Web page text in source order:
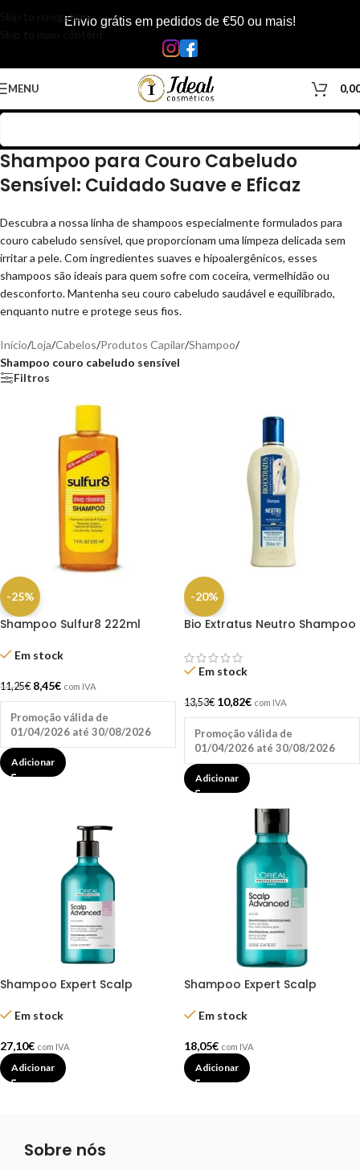
Skip to navigationEnvio grátis em pedidos de €50 ou mais!
MENU
Shampoo para Couro Cabeludo
Sensível: Cuidado Suave e Eficaz
Descubra a nossa linha de shampoos especialmente formulados para
couro cabeludo sensível, que proporcionam uma limpeza delicada sem
irritar a pele. Com ingredientes suaves e hipoalergênicos, esses
shampoos são ideais para quem sofre com coceira, vermelhidão ou
desconforto. Mantenha seu couro cabeludo saudável e equilibrado,
enquanto nutre e protege seus fios.
Início/Loja/Cabelos/Produtos Capilar/Shampoo/
Shampoo couro cabeludo sensível
Filtros
-25%
Shampoo Sulfur8 222ml
Em stock
11,25€ 8,45€ com IVA
Promoção válida de
01/04/2026 até 30/08/2026
Adicionar
-20%
Bio Extratus Neutro Shampoo
Em stock
13,53€ 10,82€ com IVA
Promoção válida de
01/04/2026 até 30/08/2026
Adicionar
Shampoo Expert Scalp
Em stock
27,10€ com IVA
Adicionar
Shampoo Expert Scalp
Sensíveis 300ml – L´ORÉAL
Em stock
18,05€ com IVA
Adicionar
Sobre nós